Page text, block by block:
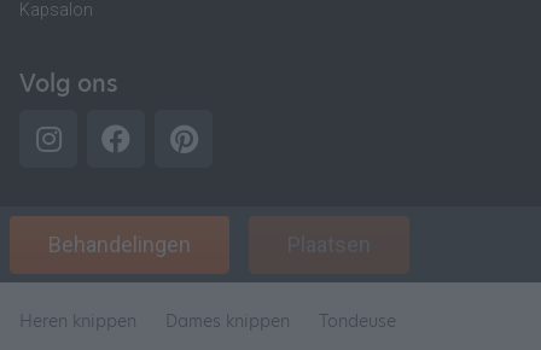
Kapsalon
Volg ons
Behandelingen Plaatsen
Heren knippen Dames knippen
Tondeuse